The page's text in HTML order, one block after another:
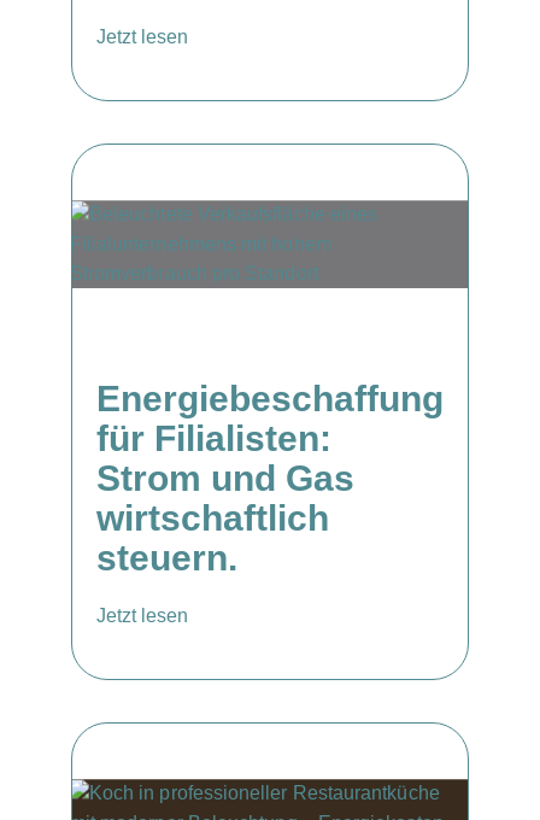
Jetzt lesen
Energiebeschaffung
für Filialisten:
Strom und Gas
wirtschaftlich
steuern.
Jetzt lesen